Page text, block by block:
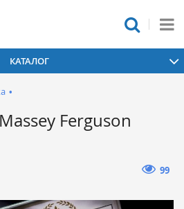
КАТАЛОГ
•
Ferguson
99